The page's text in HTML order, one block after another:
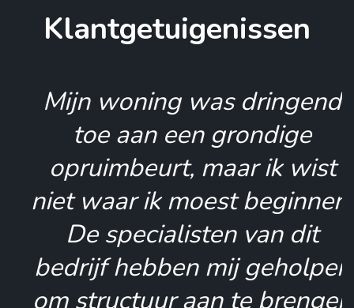
Klantgetuigenissen
Mijn woning was dringend
toe aan een grondige
opruimbeurt, maar ik wist
niet waar ik moest beginnen.
De specialisten van dit
bedrijf hebben mij geholpen
om structuur aan te brengen